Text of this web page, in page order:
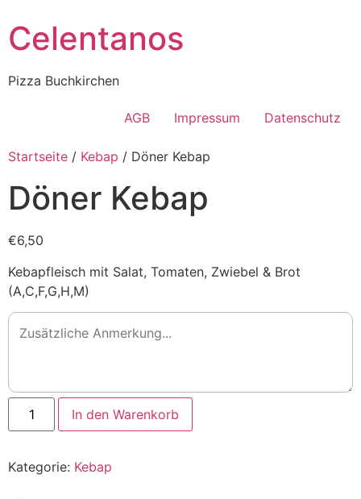
Celentanos
Pizza Buchkirchen
AGB Impressum Datenschutz
Startseite / Kebap / Döner Kebap
Döner Kebap
€6,50
Kebapfleisch mit Salat, Tomaten, Zwiebel & Brot
(A,C,F,G,H,M)
Döner
Kebap
Menge
In den Warenkorb
Kategorie: Kebap